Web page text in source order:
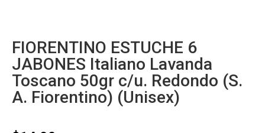
FIORENTINO ESTUCHE 6
JABONES Italiano Lavanda
Toscano 50gr c/u. Redondo (S.
A. Fiorentino) (Unisex)